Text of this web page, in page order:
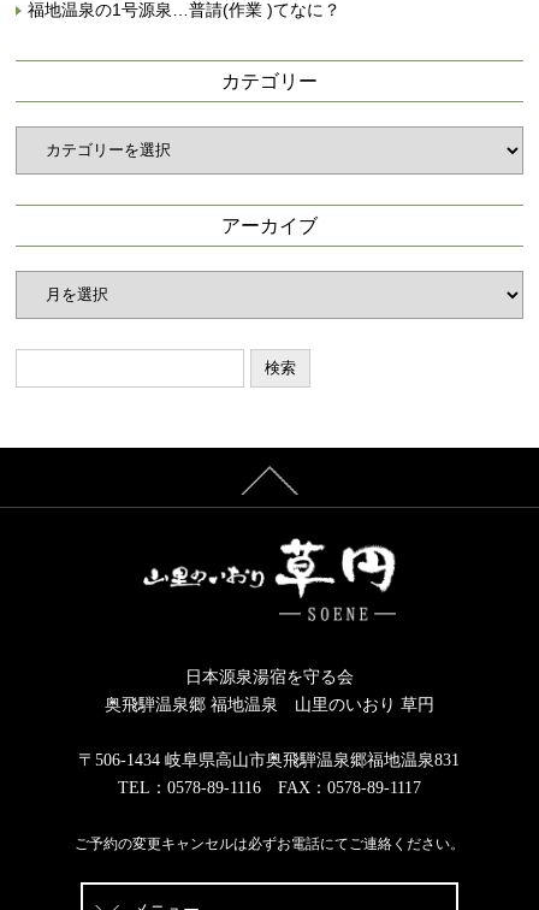
福地温泉の1号源泉…普請(作業 )てなに？
カテゴリー
カ
リ
アーカイブ
ア
イ
ブ
日本源泉湯宿を守る会
奥飛騨温泉郷 福地温泉 山里のいおり 草円
〒506-1434 岐阜県高山市奥飛騨温泉郷福地温泉831
TEL：0578-89-1116 FAX：0578-89-1117
ご予約の変更キャンセルは必ずお電話にてご連絡ください。